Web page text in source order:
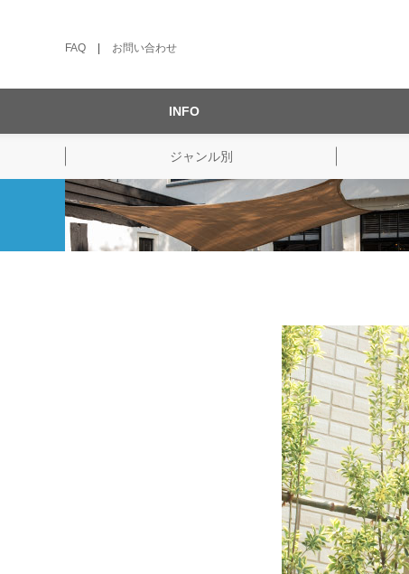
FAQ お問い合わせ
INFO
ジャンル別